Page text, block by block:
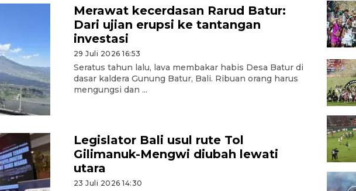
Merawat kecerdasan Rarud Batur:
Dari ujian erupsi ke tantangan
investasi
29 Juli 2026 16:53
Seratus tahun lalu, lava membakar habis Desa Batur di
dasar kaldera Gunung Batur, Bali. Ribuan orang harus
mengungsi dan ...
Legislator Bali usul rute Tol
Gilimanuk-Mengwi diubah lewati
utara
23 Juli 2026 14:30